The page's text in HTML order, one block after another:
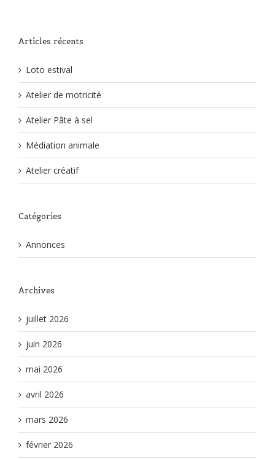
Articles récents
Loto estival
Atelier de motricité
Atelier Pâte à sel
Médiation animale
Atelier créatif
Catégories
Annonces
Archives
juillet 2026
juin 2026
mai 2026
avril 2026
mars 2026
février 2026